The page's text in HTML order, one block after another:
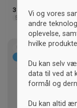
360,- kr. Vejl.
500 ML
UNISEX
Vi og vores
andre
oplevelse,
hvilke
Du kan selv
data til ved at
formål og
Du kan altid